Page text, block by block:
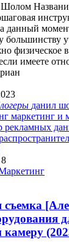
данный
физическое
имеете
данил
маркетинг и
рекламных
камеру